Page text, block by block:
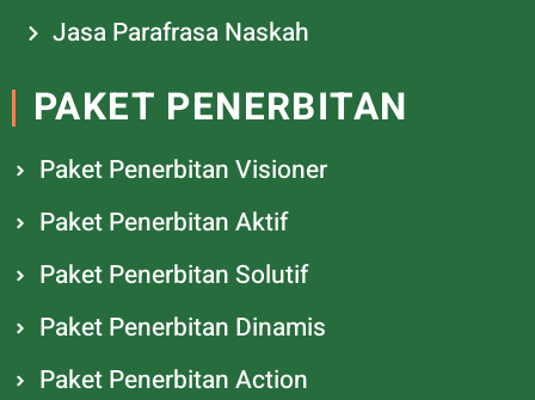
Jasa Parafrasa Naskah
PAKET PENERBITAN
Paket Penerbitan Visioner
Paket Penerbitan Aktif
Paket Penerbitan Solutif
Paket Penerbitan Dinamis
Paket Penerbitan Action